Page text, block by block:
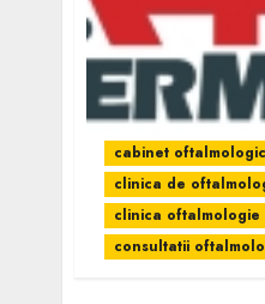
cabinet oftalmologic
clinica de
clinica oftalmologie
consultatii